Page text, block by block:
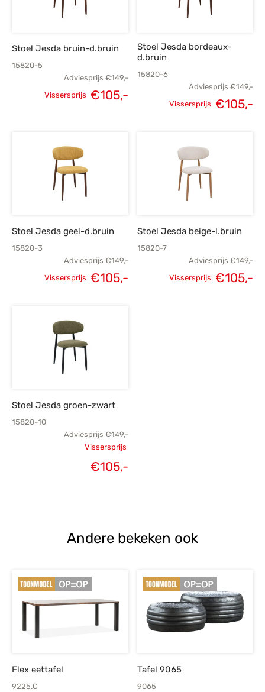
Stoel Jesda bruin-d.bruin
15820-5
Adviesprijs €149,-
Vissersprijs €105,-
Huidige
Stoel Jesda bordeaux-
d.bruin
15820-6
Adviesprijs €149,-
Vissersprijs €105,-
Stoel Jesda geel-d.bruin
15820-3
Adviesprijs €149,-
Vissersprijs €105,-
Stoel Jesda beige-l.bruin
15820-7
Adviesprijs €149,-
Vissersprijs €105,-
Stoel Jesda groen-zwart
15820-10
Adviesprijs €149,-
Oorspronkelijke
Vissersprijs
€105,-
Andere bekeken ook
Flex eettafel
9225.C
Tafel 9065
9065